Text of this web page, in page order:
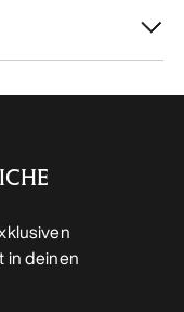
in deinen